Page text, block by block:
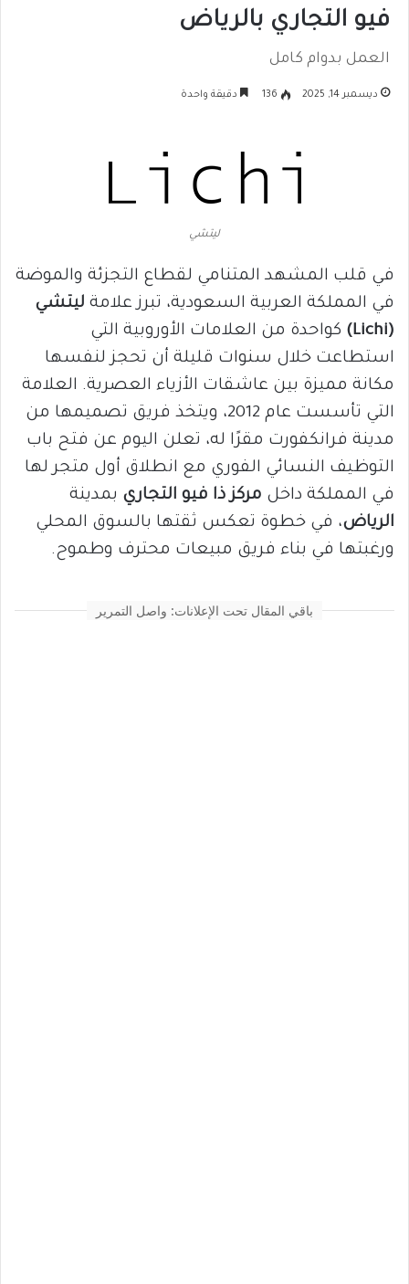
فيو التجاري بالرياض
العمل بدوام كامل
ديسمبر 14, 2025 136 دقيقة واحدة
ليتشي
في قلب المشهد المتنامي لقطاع التجزئة والموضة
في المملكة العربية السعودية، تبرز علامة ليتشي
(Lichi)
كواحدة من العلامات الأوروبية التي
استطاعت خلال سنوات قليلة أن تحجز لنفسها
مكانة مميزة بين عاشقات الأزياء العصرية. العلامة
التي تأسست عام 2012، ويتخذ فريق تصميمها من
مدينة فرانكفورت مقرًا له، تعلن اليوم عن فتح باب
التوظيف النسائي الفوري مع انطلاق أول متجر لها
في المملكة داخل مركز ذا فيو التجاري بمدينة
الرياض، في خطوة تعكس ثقتها بالسوق المحلي
ورغبتها في بناء فريق مبيعات محترف وطموح.
باقي المقال تحت الإعلانات: واصل التمرير